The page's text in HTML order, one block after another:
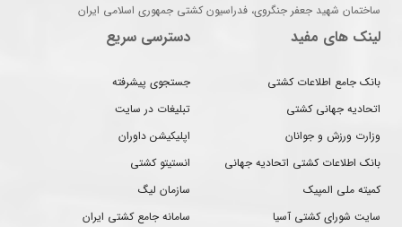
ساختمان شهید جعفر جنگروی، فدراسیون کشتی جمهوری اسلامی ایران
لینک های مفید
بانک جامع اطلاعات کشتی
اتحادیه جهانی کشتی
وزارت ورزش و جوانان
بانک اطلاعات کشتی اتحادیه جهانی
کمیته ملی المپیک
سایت شورای کشتی آسیا
دسترسی سریع
جستجوی پیشرفته
تبلیغات در سایت
اپلیکیشن داوران
انستیتو کشتی
سازمان لیگ
سامانه جامع کشتی ایران